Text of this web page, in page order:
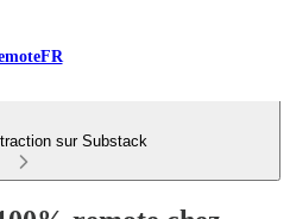
sur Substack